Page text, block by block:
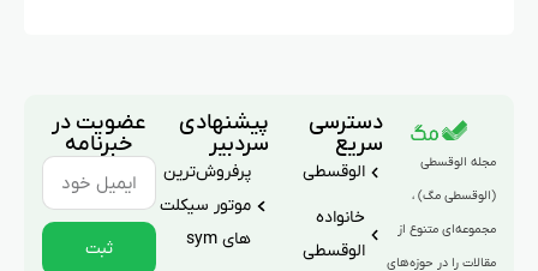
مجله الوقسطی
(الوقسطی مگ) ،
مجموعه‌ای متنوع از
مقالات را در حوزه‌های
دسترسی
سریع
الوقسطی
خانواده
الوقسطی
پیشنهادی
سردبیر
پرفروش‌ترین
موتور سیکلت
های sym
عضویت در
خبرنامه
ثبت